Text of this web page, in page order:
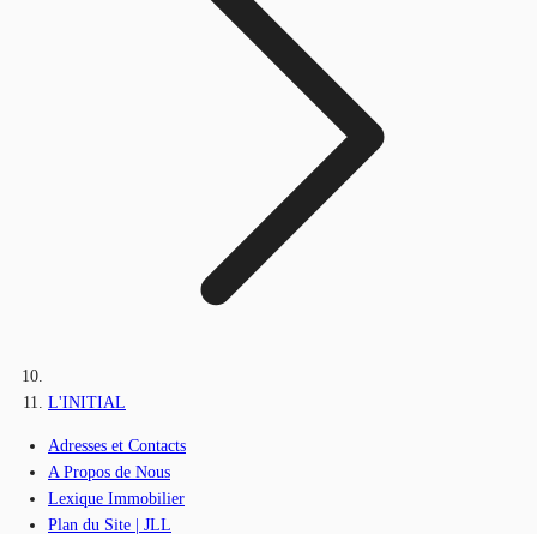
L'INITIAL
Adresses et Contacts
A Propos de Nous
Lexique Immobilier
Plan du Site | JLL